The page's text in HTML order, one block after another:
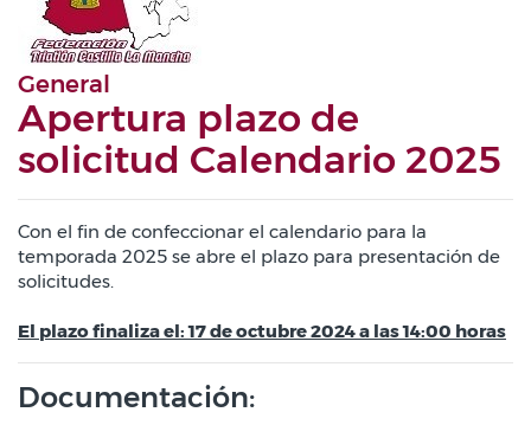
General
Apertura plazo de
solicitud Calendario 2025
Con el fin de confeccionar el calendario para la
temporada 2025 se abre el plazo para presentación de
solicitudes.
El plazo finaliza el: 17 de octubre 2024 a las 14:00 horas
Documentación: